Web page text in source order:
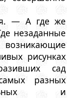
— А где же
незаданные
рисунках
сад
разных
и